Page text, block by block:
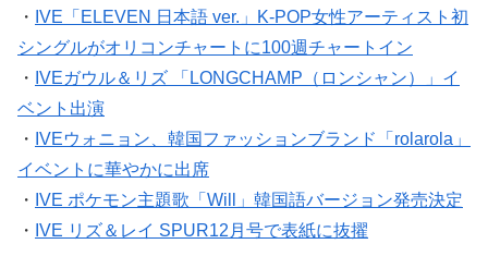
・ IVE「ELEVEN 日本語 ver.」K-POP女性アーティスト初
シングルがオリコンチャートに100週チャートイン
・ IVEガウル＆リズ 「LONGCHAMP（ロンシャン）」イ
ベント出演
・ IVEウォニョン、韓国ファッションブランド「rolarola」
イベントに華やかに出席
・ IVE ポケモン主題歌「Will」韓国語バージョン発売決定
・ IVE リズ＆レイ SPUR12月号で表紙に抜擢